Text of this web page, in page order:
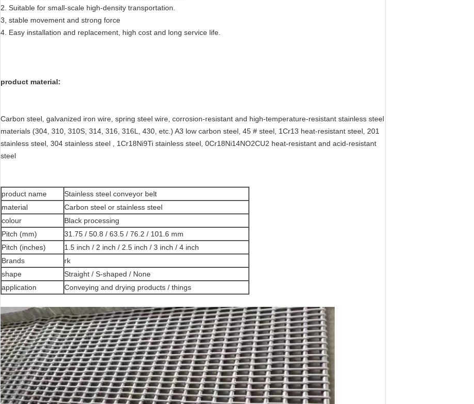
2. Suitable for small-scale high-density transportation.
3, stable movement and strong force
4. Easy installation and replacement, high cost and long service life.
product material:
Carbon steel, galvanized iron wire, spring steel wire, corrosion-resistant and high-temperature-resistant stainless steel
materials (304, 310, 310S, 314, 316, 316L, 430, etc.) A3 low carbon steel, 45 # steel, 1Cr13 heat-resistant steel, 201
stainless steel, 304 stainless steel , 1Cr18Ni9Ti stainless steel, 0Cr18Ni14NO2CU2 heat-resistant and acid-resistant
steel
product name
Stainless steel conveyor belt
material
Carbon steel or stainless steel
colour
Black processing
Pitch (mm)
31.75 / 50.8 / 63.5 / 76.2 / 101.6 mm
Pitch (inches)
1.5 inch / 2 inch / 2.5 inch / 3 inch / 4 inch
Brands
rk
shape
Straight / S-shaped / None
application
Conveying and drying products / things